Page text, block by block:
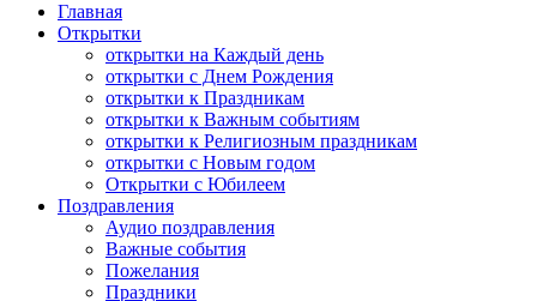
Главная
Открытки
открытки на Каждый день
открытки с Днем Рождения
открытки к Праздникам
открытки к Важным событиям
открытки к Религиозным праздникам
открытки с Новым годом
Открытки с Юбилеем
Поздравления
Аудио поздравления
Важные события
Пожелания
Праздники